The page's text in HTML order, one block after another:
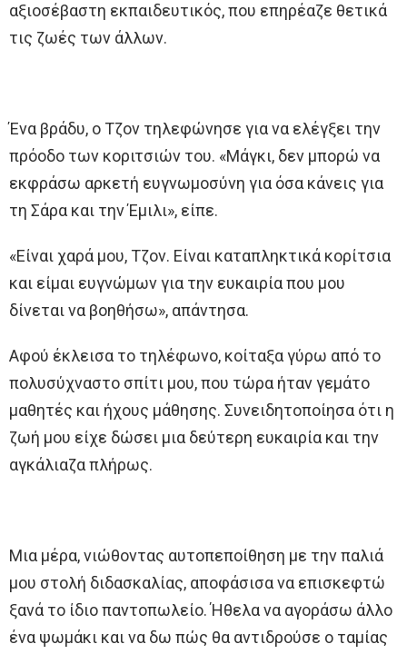
αξιοσέβαστη εκπαιδευτικός, που επηρέαζε θετικά
τις ζωές των άλλων.
Ένα βράδυ, ο Τζον τηλεφώνησε για να ελέγξει την
πρόοδο των κοριτσιών του. «Μάγκι, δεν μπορώ να
εκφράσω αρκετή ευγνωμοσύνη για όσα κάνεις για
τη Σάρα και την Έμιλι», είπε.
«Είναι χαρά μου, Τζον. Είναι καταπληκτικά κορίτσια
και είμαι ευγνώμων για την ευκαιρία που μου
δίνεται να βοηθήσω», απάντησα.
Αφού έκλεισα το τηλέφωνο, κοίταξα γύρω από το
πολυσύχναστο σπίτι μου, που τώρα ήταν γεμάτο
μαθητές και ήχους μάθησης. Συνειδητοποίησα ότι η
ζωή μου είχε δώσει μια δεύτερη ευκαιρία και την
αγκάλιαζα πλήρως.
Μια μέρα, νιώθοντας αυτοπεποίθηση με την παλιά
μου στολή διδασκαλίας, αποφάσισα να επισκεφτώ
ξανά το ίδιο παντοπωλείο. Ήθελα να αγοράσω άλλο
ένα ψωμάκι και να δω πώς θα αντιδρούσε ο ταμίας